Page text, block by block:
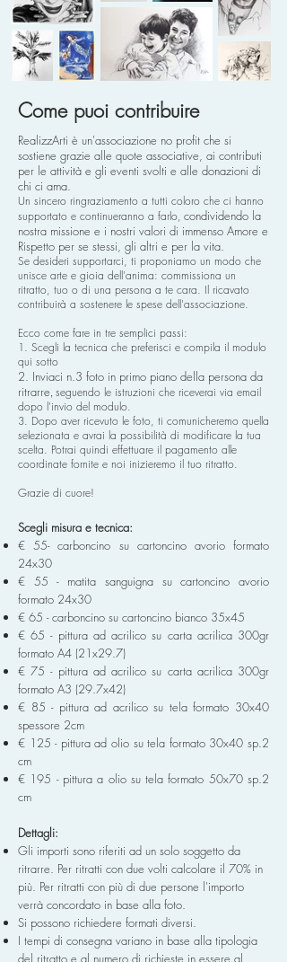
Come puoi contribuire
RealizzArti è un'associazione no profit che si
sostiene grazie alle quote associative, ai contributi
per le attività e gli eventi svolti e alle donazioni di
chi ci ama.
Un sincero ringraziamento a tutti coloro che ci hanno
supportato e continueranno a farlo, condividendo la
nostra missione e i nostri valori di immenso Amore e
Rispetto per se stessi, gli altri e per la vita.
Se desideri supportarci, ti proponiamo un modo che
unisce arte e gioia dell'anima: commissiona un
ritratto, tuo o di una persona a te cara. Il ricavato
contribuirà a sostenere le spese dell'associazione.
Ecco come fare in tre semplici passi:
1. Scegli la tecnica che preferisci e compila il modulo
qui sotto
2. Inviaci n.3 foto in primo piano della persona da
ritrarre, seguendo le istruzioni che riceverai via email
dopo l'invio del modulo.
3. Dopo aver ricevuto le foto, ti comunicheremo quella
selezionata e avrai la possibilità di modificare la tua
scelta. Potrai quindi effettuare il pagamento alle
coordinate fornite e noi inizieremo il tuo ritratto.
Grazie di cuore!
Scegli misura e tecnica:
€ 55- carboncino su cartoncino avorio formato
24x30
€ 55 - matita sanguigna su cartoncino avorio
formato 24x30
€ 65 - carboncino su cartoncino bianco 35x45
€ 65 - pittura ad acrilico su carta acrilica 300gr
formato A4 (21x29.7)
€ 75 - pittura ad acrilico su carta acrilica 300gr
formato A3 (29.7x42)
€ 85 - pittura ad acrilico su tela formato 30x40
spessore 2cm
€ 125 - pittura ad olio su tela formato 30x40 sp.2
cm
€ 195 - pittura a olio su tela formato 50x70 sp.2
cm
Dettagli:
Gli importi sono riferiti ad un solo soggetto da
ritrarre. Per ritratti con due volti calcolare il 70% in
più. Per ritratti con più di due persone l'importo
verrà concordato in base alla foto.
Si possono richiedere formati diversi.
I tempi di consegna variano in base alla tipologia
del ritratto e al numero di richieste in essere al